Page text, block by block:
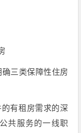
三类保障性住房
有租房需求的深
共服务的一线职